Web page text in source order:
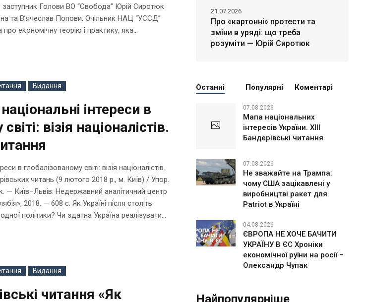
заступник Голови ВО “Свобода” Юрій Сиротюк
та В’ячеслав Попови. Очільник НАЦ “УССД”
економічну теорію і практику, яка...
Видання
інтереси в
візія націоналістів.
в глобалізованому світі: візія націоналістів.
читань (9 лютого 2018 р., м. Київ) / Упор.
Київ–Львів: Недержавний аналітичний центр
2018. — 608 с. Як Україні після століть
політики? Чи здатна Україна реалізувати...
Видання
читання «Як
Про «картонні» протести та
зміни в уряді: що треба
розуміти — Юрій Сиротюк
21.07.2026
Останні Популярні Коментарі
07.08.2026
Мапа національних
інтересів України. ХІІІ
Бандерівські читання
07.08.2026
Не зважайте на Трампа:
чому США зацікавлені у
виробництві ракет для
Patriot в Україні
04.08.2026
ЄВРОПА НЕ ХОЧЕ БАЧИТИ
УКРАЇНУ В ЄС Хроніки
економічної руїни на росії –
Олександр Чупак
Найпопулярніше